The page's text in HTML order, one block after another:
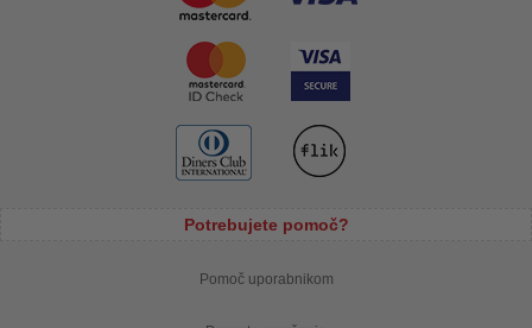
Potrebujete pomoč?
Pomoč uporabnikom